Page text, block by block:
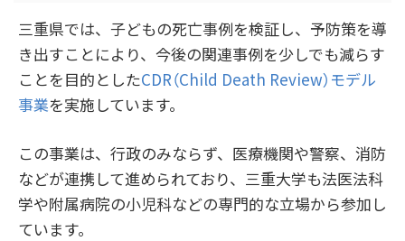
三重県では、子どもの死亡事例を検証し、予防策を導
き出すことにより、今後の関連事例を少しでも減らす
ことを目的としたCDR（Child Death Review）モデル
事業を実施しています。
この事業は、行政のみならず、医療機関や警察、消防
などが連携して進められており、三重大学も法医法科
学や附属病院の小児科などの専門的な立場から参加し
ています。